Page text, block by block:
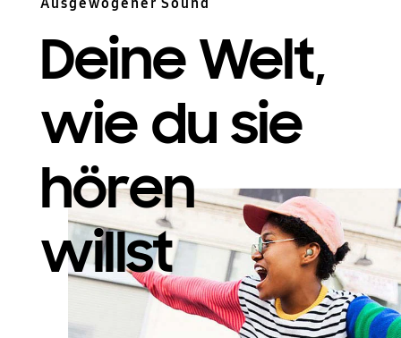
Deine Welt,
wie du sie
hören
willst